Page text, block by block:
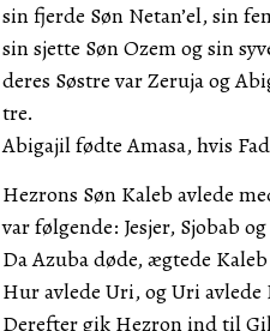
sin fjerde Søn Netan’el, sin
sin sjette Søn Ozem og sin
deres Søstre var Zeruja og
tre.
Abigajil fødte Amasa, hvis
Hezrons Søn Kaleb avlede
var følgende: Jesjer, Sjobab
Da Azuba døde, ægtede
Hur avlede Uri, og Uri avlede
Derefter gik Hezron ind til